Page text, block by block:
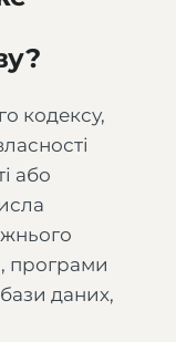
кодексу,
або
програми
даних,